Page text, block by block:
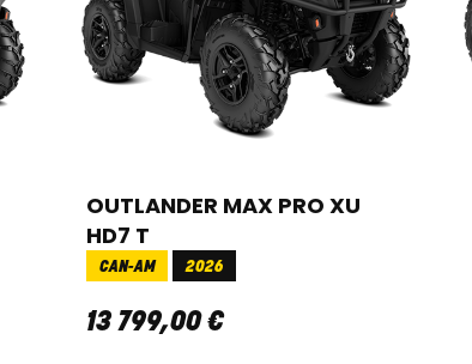
OUTLANDER MAX PRO XU
HD7 T
CAN-AM 2026
13 799,00€